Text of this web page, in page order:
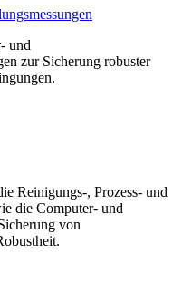
und
zur Sicherung robuster
Reinigungs-, Prozess- und
die Computer- und
von